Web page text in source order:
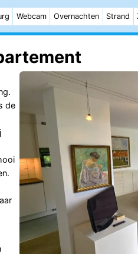
Webcam Overnachten Strand
de